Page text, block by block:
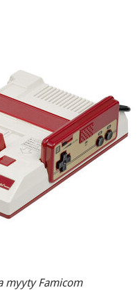
myyty Famicom